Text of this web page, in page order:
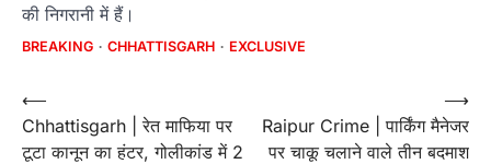
की निगरानी में हैं।
BREAKING CHHATTISGARH EXCLUSIVE
Post
navigation
⟵
Chhattisgarh | रेत माफिया पर
टूटा कानून का हंटर, गोलीकांड में 2
Raipur Crime | पार्किंग मैनेजर
पर चाकू चलाने वाले तीन बदमाश
⟶